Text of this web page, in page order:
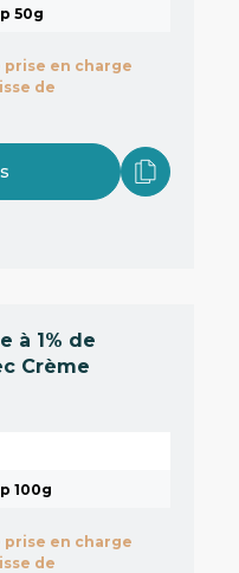
50g
en charge
de
à 1% de
Crème
100g
en charge
de